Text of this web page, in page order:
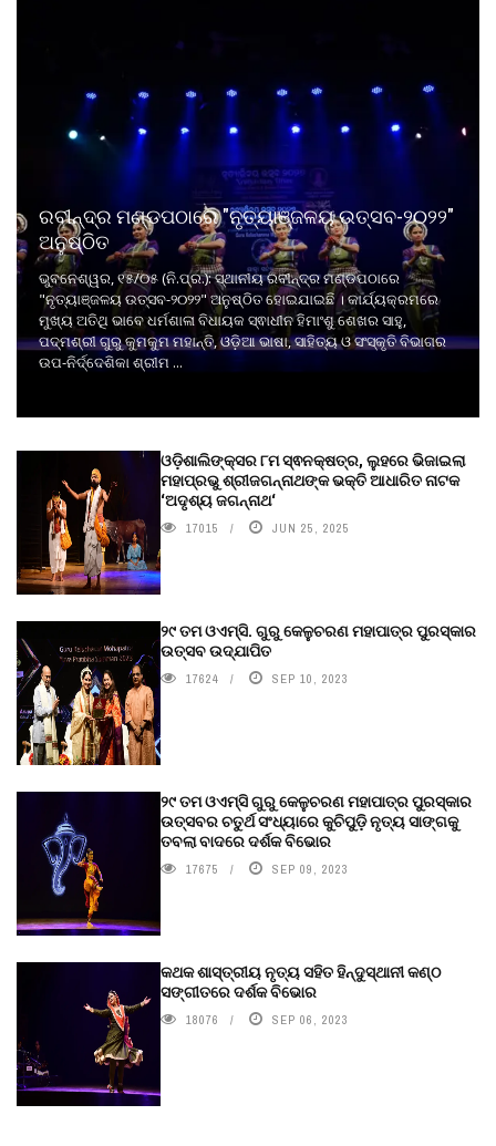
ରବୀନ୍ଦ୍ର ମଣ୍ଡପଠାରେ "ନୃତ୍ୟାଞ୍ଜଳୟ ଉତ୍ସବ-୨୦୨୨"
ଅନୁଷ୍ଠିତ
ଭୁବନେଶ୍ୱର, ୧୫/୦୫ (ନି.ପ୍ର.): ସ୍ଥାନୀୟ ରବୀନ୍ଦ୍ର ମଣ୍ଡପଠାରେ
"ନୃତ୍ୟାଞ୍ଜଳୟ ଉତ୍ସବ-୨୦୨୨" ଅନୁଷ୍ଠିତ ହୋଇଯାଇଛି । କାର୍ଯ୍ୟକ୍ରମରେ
ମୁଖ୍ୟ ଅତିଥି ଭାବେ ଧର୍ମଶାଳା ବିଧାୟକ ସ୍ଵାଧୀନ ହିମାଂଶୁ ଶେଖର ସାହୁ,
ପଦ୍ମଶ୍ରୀ ଗୁରୁ କୁମକୁମ ମହାନ୍ତି, ଓଡ଼ିଆ ଭାଷା, ସାହିତ୍ୟ ଓ ସଂସ୍କୃତି ବିଭାଗର
ଉପ-ନିର୍ଦ୍ଦେଶିକା ଶ୍ରୀମ ...
ଓଡ଼ିଶାଲିଙ୍କ୍ସର ୮ମ ସ୍ଵନକ୍ଷତ୍ର, ଲୁହରେ ଭିଜାଇଲା
ମହାପ୍ରଭୁ ଶ୍ରୀଜଗନ୍ନାଥଙ୍କ ଭକ୍ତି ଆଧାରିତ ନାଟକ
‘ଅଦୃଶ୍ୟ ଜଗନ୍ନାଥ‘
17015 JUN 25, 2025
୨୯ ତମ ଓଏମ୍‌ସି. ଗୁରୁ କେଳୁଚରଣ ମହାପାତ୍ର ପୁରସ୍କାର
ଉତ୍ସବ ଉଦ୍‍ଯାପିତ
17624 SEP 10, 2023
୨୯ ତମ ଓଏମ୍‌ସି ଗୁରୁ କେଳୁଚରଣ ମହାପାତ୍ର ପୁରସ୍କାର
ଉତ୍ସବର ଚତୁର୍ଥ ସଂଧ୍ୟାରେ କୁଚିପୁଡ଼ି ନୃତ୍ୟ ସାଙ୍ଗକୁ
ତବଲା ବାଦରେ ଦର୍ଶକ ବିଭୋର
17675 SEP 09, 2023
କଥକ ଶାସ୍ତ୍ରୀୟ ନୃତ୍ୟ ସହିତ ହିନ୍ଦୁସ୍ଥାନୀ କଣ୍ଠ
ସଙ୍ଗୀତରେ ଦର୍ଶକ ବିଭୋର
18076 SEP 06, 2023